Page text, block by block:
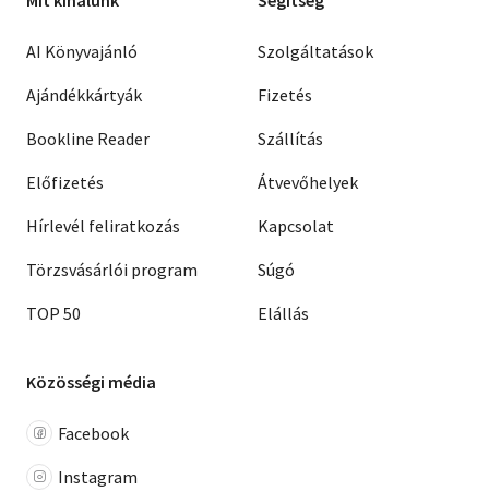
AI Könyvajánló
Ajándékkártyák
Bookline Reader
Előfizetés
Hírlevél feliratkozás
Törzsvásárlói program
TOP 50
Szolgáltatások
Fizetés
Szállítás
Átvevőhelyek
Kapcsolat
Súgó
Elállás
Közösségi média
Facebook
Instagram